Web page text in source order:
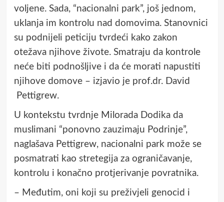
voljene. Sada, “nacionalni park”, još jednom,
uklanja im kontrolu nad domovima. Stanovnici
su podnijeli peticiju tvrdeći kako zakon
otežava njihove živote. Smatraju da kontrole
neće biti podnošljive i da će morati napustiti
njihove domove – izjavio je prof.dr. David
Pettigrew.
U kontekstu tvrdnje Milorada Dodika da
muslimani “ponovno zauzimaju Podrinje”,
naglašava Pettigrew, nacionalni park može se
posmatrati kao stretegija za ograničavanje,
kontrolu i konačno protjerivanje povratnika.
– Međutim, oni koji su preživjeli genocid i